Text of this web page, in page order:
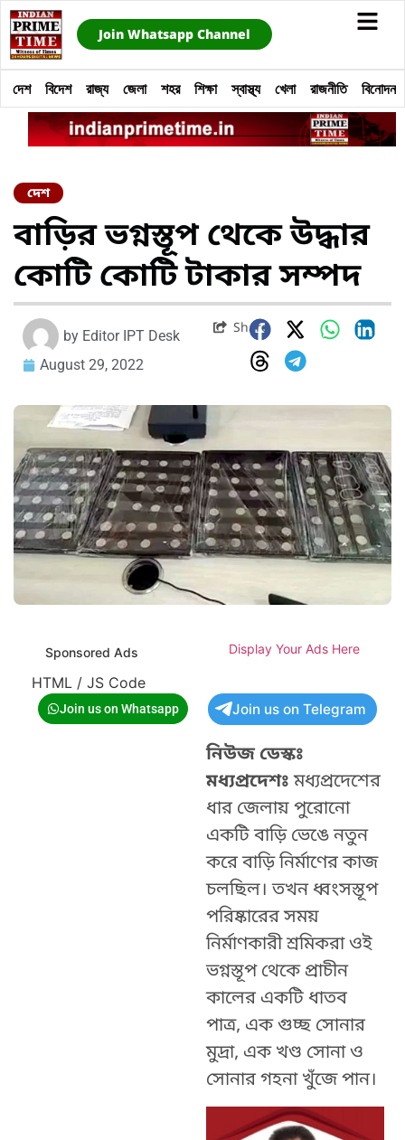
Join Whatsapp Channel
দেশ বিদেশ রাজ্য জেলা শহর শিক্ষা স্বাস্থ্য খেলা রাজনীতি বিনোদন
দেশ
বাড়ির ভগ্নস্তূপ থেকে উদ্ধার
কোটি কোটি টাকার সম্পদ
by Editor IPT Desk
August 29, 2022
Share
Sponsored Ads Display Your Ads Here
HTML / JS Code
Join us on Whatsapp Join us on Telegram
নিউজ ডেস্কঃ
মধ্যপ্রদেশঃমধ্যপ্রদেশের
ধার জেলায় পুরোনো
একটি বাড়ি ভেঙে নতুন
করে বাড়ি নির্মাণের কাজ
চলছিল। তখন ধ্বংসস্তূপ
পরিষ্কারের সময়
নির্মাণকারী শ্রমিকরা ওই
ভগ্নস্তূপ থেকে প্রাচীন
কালের একটি ধাতব
পাত্র, এক গুচ্ছ সোনার
মুদ্রা, এক খণ্ড সোনা ও
সোনার গহনা খুঁজে পান।